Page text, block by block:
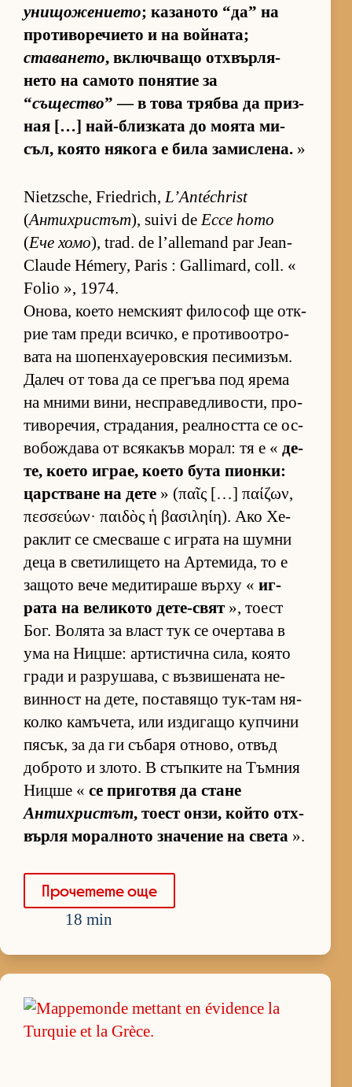
унищожението; ка­за­ното “да” на
про­ти­во­ре­чи­ето и на вой­на­та;
ставането, включ­ващо от­х­вър­ля­
нето на са­мото по­ня­тие за
“същество” — в това трябва да приз­
ная […] най-близ­ката до мо­ята ми­
съл, ко­ято ня­кога е била за­мис­ле­на. »
Nietzsche, Friedrich,L’Antéchrist
(Антихристът), suivi deEcce homo
(Ече хомо), trad. de l’allemand par Jean-
Claude Hémery, Paris : Gallimard, coll. «
Folio », 1974.
Оно­ва, ко­ето нем­с­кият фи­ло­соф ще от­к­
рие там преди всич­ко, е про­ти­во­от­ро­
вата на шо­пен­ха­уе­ров­с­кия пе­си­ми­зъм.
Да­леч от това да се пре­гъва под ярема
на мними ви­ни, нес­п­ра­вед­ли­вос­ти, про­
ти­во­ре­чия, стра­да­ния, ре­ал­ността се ос­
во­бож­дава от вся­ка­къв мо­рал: тя е « де­
те, ко­ето иг­рае, ко­ето бута пи­он­ки:
цар­с­т­ване на дете » (παῖς […] παίζων,
πεσσεύων· παιδὸς ἡ βασιληίη). Ако Хе­
рак­лит се смес­ваше с иг­рата на шумни
деца в све­ти­ли­щето на Ар­те­ми­да, то е
за­щото вече ме­ди­ти­раше върху « иг­
рата на ве­ли­кото де­те-свят », то­ест
Бог. Во­лята за власт тук се очер­тава в
ума на Ниц­ше: ар­тис­тична си­ла, ко­ято
гради и раз­ру­ша­ва, с въз­ви­ше­ната не­
вин­ност на де­те, пос­та­вящо тук-там ня­
колко ка­мъ­че­та, или из­ди­гащо куп­чини
пя­сък, за да ги съ­баря от­но­во, от­въд
доб­рото и зло­то. В стъп­ките на Тъм­ния
Ницше « се при­готвя да стане
Антихристът, то­ест он­зи, който от­х­
върля мо­рал­ното зна­че­ние на света ».
Про­че­тете още
18 min